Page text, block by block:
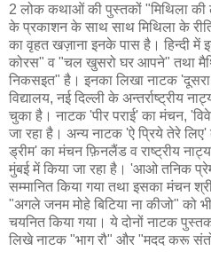
2 लोक कथाओं की पुस्तकों "मिथिला
के प्रकाशन के साथ साथ मिथिला के
का वृहत खज़ाना इनके पास है। हिन्दी में
कोरस" व "चल खुसरो घर आपने" तथा
निकसइत" है। इनका लिखा नाटक 'दूसरा
विद्यालय, नई दिल्ली के अन्तर्राष्ट्रीय
चुका है। नाटक 'पीर पराई' का मंचन,
जा रहा है। अन्य नाटक 'ऐ प्रिये तेरे
ड्रीम' का मंचन फ़िनलैंड व राष्ट्रीय
मुंबई में किया जा रहा है। 'आओ तनिक
सम्मानित किया गया तथा इसका मंचन
"अगले जनम मोहे बिटिया ना कीजो" को
चयनित किया गया। ये दोनों नाटक
लिखे नाटक "भाग रौ" और "मदद करू